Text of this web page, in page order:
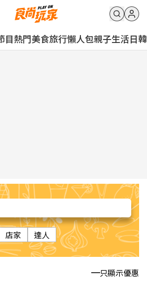
目熱門美食旅行懶人包親子生活日韓
店家 達人
只顯示優惠